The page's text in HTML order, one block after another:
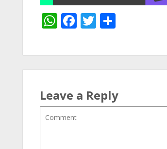
WhatsApp
Facebook
Twitter
Leave a Reply